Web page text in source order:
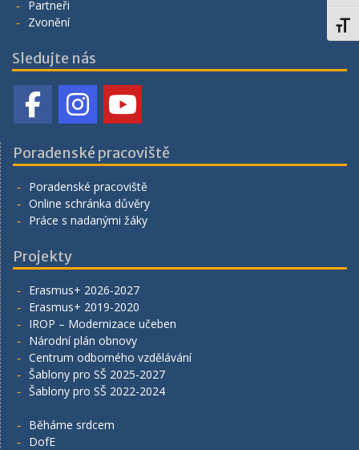
Partneři
Zvonění
Sledujte nás
Poradenské pracoviště
Poradenské pracoviště
Online schránka důvěry
Práce s nadanými žáky
Projekty
Erasmus+ 2026-2027
Erasmus+ 2019-2020
IROP – Modernizace učeben
Národní plán obnovy
Centrum odborného vzdělávání
Šablony pro SŠ 2025-2027
Šablony pro SŠ 2022-2024
Běháme srdcem
DofE